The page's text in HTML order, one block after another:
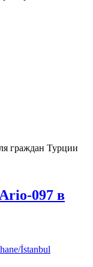
граждан Турции
097 в
İstanbul